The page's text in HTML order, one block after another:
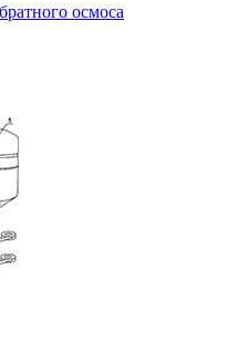
осмоса